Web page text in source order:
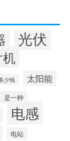
光伏
少钱 太阳能
是一种
电感
电站